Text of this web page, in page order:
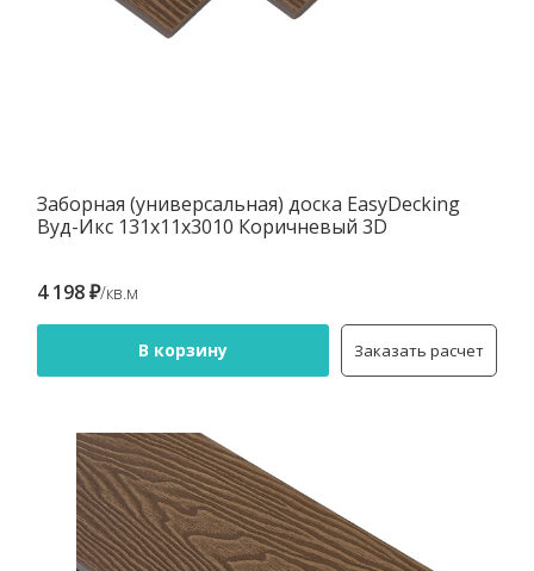
Заборная (универсальная) доска EasyDecking
Вуд-Икс 131х11х3010 Коричневый 3D
4 198 ₽/кв.м
В корзину Заказать расчет